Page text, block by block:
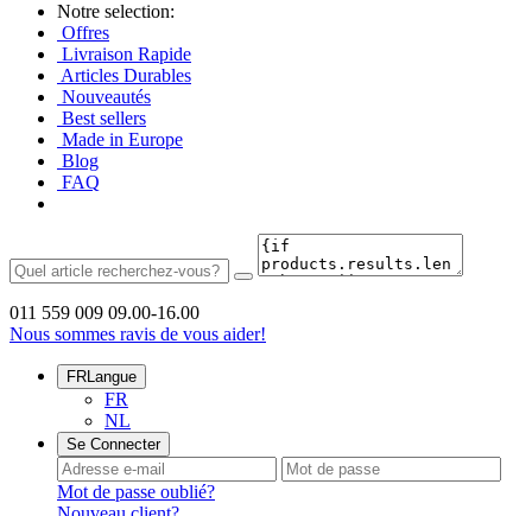
Notre selection:
Offres
Livraison Rapide
Articles Durables
Nouveautés
Best sellers
Made in Europe
Blog
FAQ
011 559 009 09.00-16.00
Nous sommes ravis de vous aider!
FRLangue
FR
NL
Se Connecter
Mot de passe oublié?